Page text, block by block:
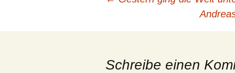
Schreibe einen